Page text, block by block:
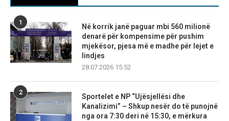
1
Në korrik janë paguar mbi 560 milionë
denarë për kompensime për pushim
mjekësor, pjesa më e madhe për lejet e
lindjes
28.07.2026 15:52
2
Sportelet e NP “Ujësjellësi dhe
Kanalizimi” – Shkup nesër do të punojnë
nga ora 7:30 deri në 15:30, e mërkura